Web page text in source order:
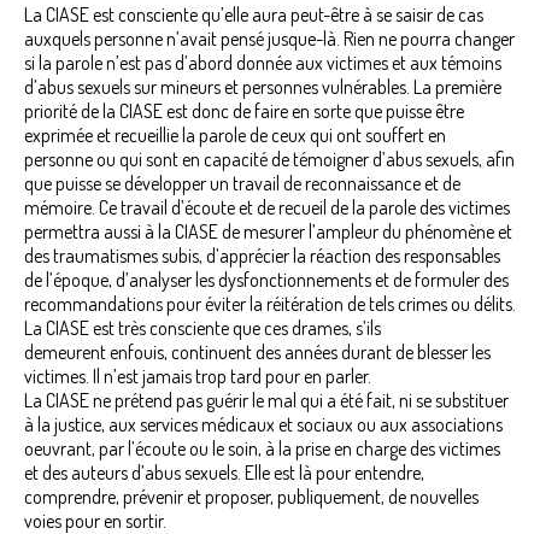
La CIASE est consciente qu’elle aura peut-être à se saisir de cas
auxquels personne n’avait pensé jusque-là. Rien ne pourra changer
si la parole n’est pas d’abord donnée aux victimes et aux témoins
d’abus sexuels sur mineurs et personnes vulnérables. La première
priorité de la CIASE est donc de faire en sorte que puisse être
exprimée et recueillie la parole de ceux qui ont souffert en
personne ou qui sont en capacité de témoigner d’abus sexuels, afin
que puisse se développer un travail de reconnaissance et de
mémoire. Ce travail d’écoute et de recueil de la parole des victimes
permettra aussi à la CIASE de mesurer l’ampleur du phénomène et
des traumatismes subis, d’apprécier la réaction des responsables
de l’époque, d’analyser les dysfonctionnements et de formuler des
recommandations pour éviter la réitération de tels crimes ou délits.
La CIASE est très consciente que ces drames, s’ils
demeurent enfouis, continuent des années durant de blesser les
victimes. Il n’est jamais trop tard pour en parler.
La CIASE ne prétend pas guérir le mal qui a été fait, ni se substituer
à la justice, aux services médicaux et sociaux ou aux associations
oeuvrant, par l’écoute ou le soin, à la prise en charge des victimes
et des auteurs d’abus sexuels. Elle est là pour entendre,
comprendre, prévenir et proposer, publiquement, de nouvelles
voies pour en sortir.